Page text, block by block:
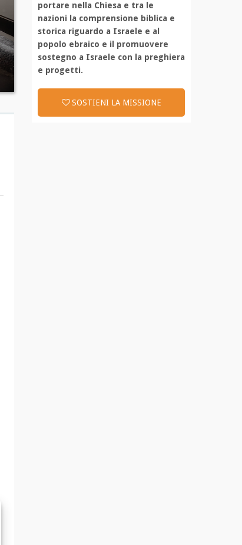
portare nella Chiesa e tra le
nazioni la comprensione biblica e
storica riguardo a Israele e al
popolo ebraico e il promuovere
sostegno a Israele con la preghiera
e progetti.
SOSTIENI LA MISSIONE